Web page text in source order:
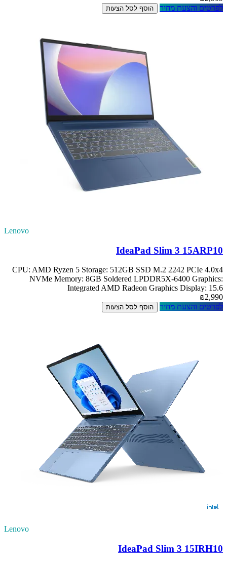
לפרטים והצעת מחיר
הוסף לסל הצעות
Lenovo
IdeaPad Slim 3 15ARP10
CPU: AMD Ryzen 5 Storage: 512GB SSD M.2 2242 PCIe 4.0x4
NVMe Memory: 8GB Soldered LPDDR5X-6400 Graphics:
Integrated AMD Radeon Graphics Display: 15.6
₪2,990
לפרטים והצעת מחיר
הוסף לסל הצעות
Lenovo
IdeaPad Slim 3 15IRH10